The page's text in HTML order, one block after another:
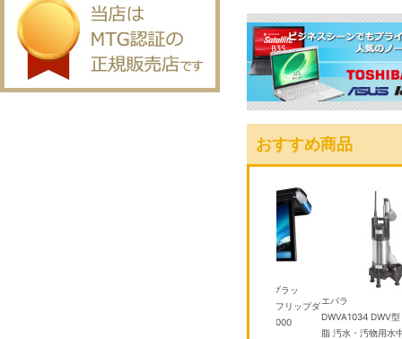
おすすめ商品
TVM-FW1300II-B ブラッ
ク 13.3V 型フルHD フリップダ
￥100,000
エバラ
DWVA1034 DWV
脂 汚水・汚物用水